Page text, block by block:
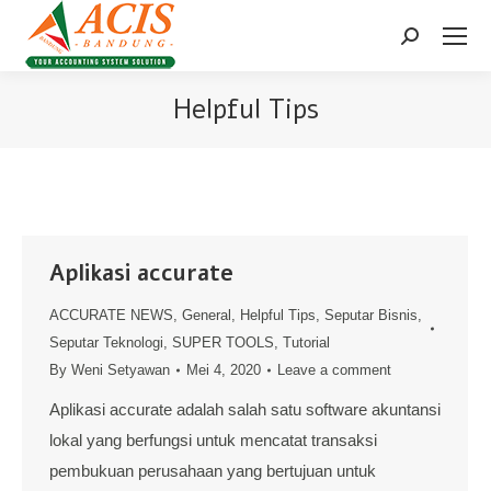
Search:
Helpful Tips
Aplikasi accurate
ACCURATE NEWS, General , Helpful Tips, Seputar Bisnis,
Seputar Teknologi, SUPER TOOLS, Tutorial
By Weni Setyawan Mei 4, 2020 Leave a comment
Aplikasi accurate adalah salah satu software akuntansi
lokal yang berfungsi untuk mencatat transaksi
pembukuan perusahaan yang bertujuan untuk